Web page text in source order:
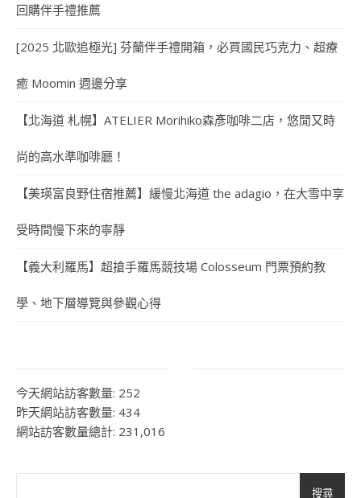
回購伴手禮推薦
[2025 北歐追極光] 芬蘭伴手禮開箱，必買國民巧克力、超療
癒 Moomin 週邊分享
【北海道 札幌】ATELIER Morihiko森彥咖啡二店，悠閒又時
尚的高水準咖啡廳！
【美瑛富良野住宿推薦】緩慢北海道 the adagio，在大雪中享
受時間慢下來的寧靜
【義大利羅馬】超搶手羅馬競技場 Colosseum 門票預約教
學、地下層導覽與參觀心得
今天網站訪客數量: 252
昨天網站訪客數量: 434
網站訪客數量總計: 231,016
搜尋